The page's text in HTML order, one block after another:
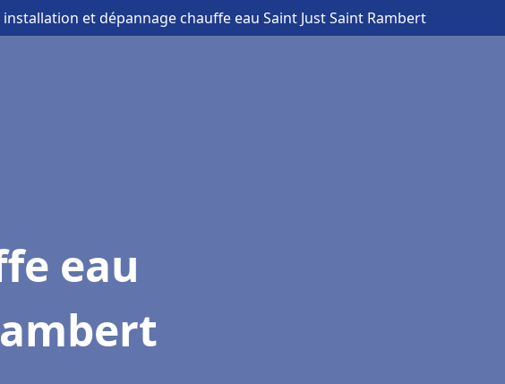
installation et dépannage chauffe eau Saint Just Saint Rambert
eau